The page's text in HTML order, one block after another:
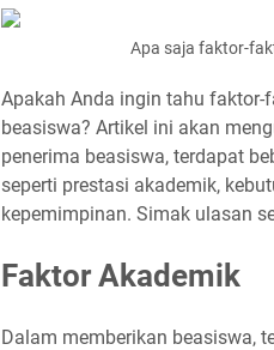
Apa saja faktor-
Apakah Anda ingin tahu
beasiswa? Artikel ini akan
penerima beasiswa, terdapat
seperti prestasi akademik,
kepemimpinan. Simak ulasan
Faktor Akademik
Dalam memberikan beasiswa,